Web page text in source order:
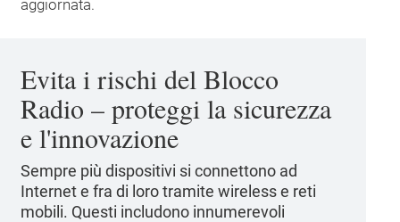
aggiornata.
Evita i rischi del Blocco
Radio – proteggi la sicurezza
e l'innovazione
Sempre più dispositivi si connettono ad
Internet e fra di loro tramite wireless e reti
mobili. Questi includono innumerevoli